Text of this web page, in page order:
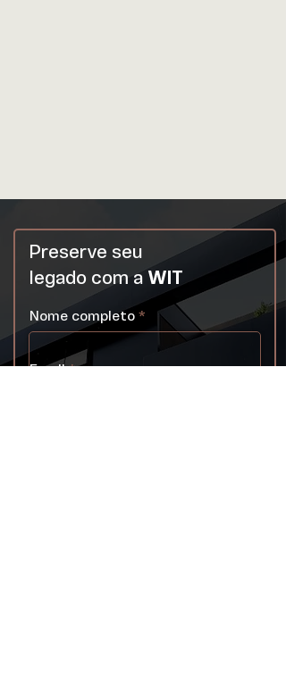
Preserve seu
legado com aWIT
Nome completo
Email